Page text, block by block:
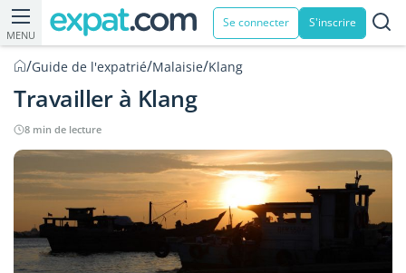
MENU
Se connecter S'inscrire
/Guide de l'expatrié/Malaisie/Klang
Travailler à Klang
8 min de lecture